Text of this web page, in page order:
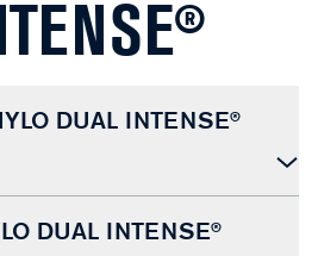
DUAL INTENSE®
DUAL INTENSE®